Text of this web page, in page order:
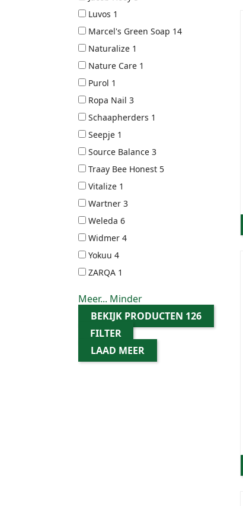
Luvos 1
Marcel's Green Soap 14
Naturalize 1
Nature Care 1
Purol 1
Ropa Nail 3
Schaapherders 1
Seepje 1
Source Balance 3
Traay Bee Honest 5
Vitalize 1
Wartner 3
Weleda 6
Widmer 4
Yokuu 4
ZARQA 1
Meer... Minder
BEKIJK PRODUCTEN 126
FILTER
LAAD MEER